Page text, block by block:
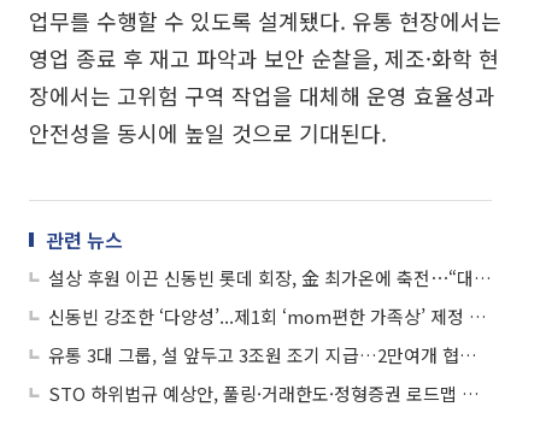
업무를 수행할 수 있도록 설계됐다. 유통 현장에서는
영업 종료 후 재고 파악과 보안 순찰을, 제조·화학 현
장에서는 고위험 구역 작업을 대체해 운영 효율성과
안전성을 동시에 높일 것으로 기대된다.
관련 뉴스
설상 후원 이끈 신동빈 롯데 회장, 金 최가온에 축전⋯“대견하고 자랑스러워”
신동빈 강조한 ‘다양성’...제1회 ‘mom편한 가족상’ 제정 결실
유통 3대 그룹, 설 앞두고 3조원 조기 지급…2만여개 협력사 숨통(종합)
STO 하위법규 예상안, 풀링·거래한도·정형증권 로드맵 제시